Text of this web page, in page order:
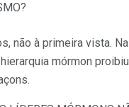
não à primeira vista.
mórmon